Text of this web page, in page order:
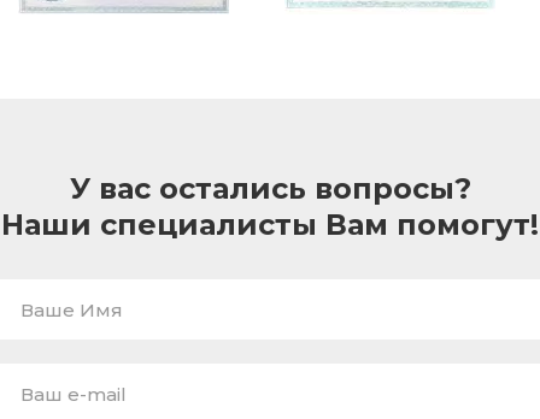
У вас остались вопросы?
Наши специалисты Вам помогут!
Имя